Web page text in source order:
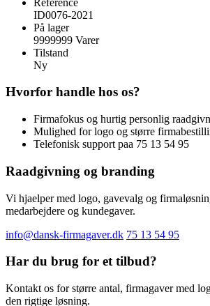
ID0076-2021
På lager
9999999 Varer
Tilstand
Ny
Hvorfor handle hos os?
Firmafokus og hurtig personlig
Mulighed for logo og større
Telefonisk support paa 75 13 54 95
Raadgivning og branding
Vi hjaelper med logo, gavevalg og
medarbejdere og kundegaver.
info@dansk-firmagaver.dk 75 13 54 95
Har du brug for et tilbud?
Kontakt os for større antal, firmagaver med
den rigtige løsning.